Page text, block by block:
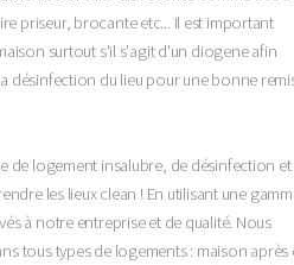
priseur, brocante etc... Il est important
surtout s'il s'agit d'un diogene afin
désinfection du lieu pour une bonne
de logement insalubre, de désinfection
les lieux clean ! En utilisant une
à notre entreprise et de qualité. Nous
tous types de logements : maison après